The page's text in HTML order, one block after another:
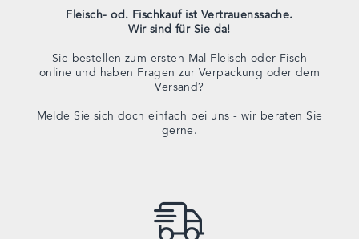
Fleisch- od. Fischkauf ist Vertrauenssache.
Wir sind für Sie da!
Sie bestellen zum ersten Mal Fleisch oder Fisch
online und haben Fragen zur Verpackung oder dem
Versand?
Melde Sie sich doch einfach bei uns - wir beraten Sie
gerne.